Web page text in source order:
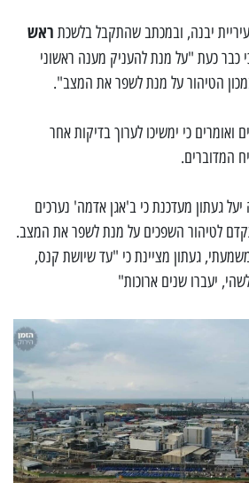
יבנה, ובמכתב שהתקבל בלשכת ראש
כבר כעת "על מנת להעניק מענה ראשוני
הטיהור על מנת לשפר את המצב".
ואומרים כי ימשיכו לערוך בדיקות אחר
המדוברים.
געתון מעדכנת כי ב'אגן אדמה' נערכים
לטיהור השפכים על מנת לשפר את המצב.
געתון מציינת כי "עד שיושת קנס,
יעברו שנים ארוכות"